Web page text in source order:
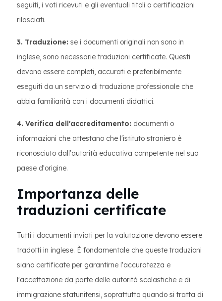
seguiti, i voti ricevuti e gli eventuali titoli o certificazioni
rilasciati.
3. Traduzione: se i documenti originali non sono in
inglese, sono necessarie traduzioni certificate. Questi
devono essere completi, accurati e preferibilmente
eseguiti da un servizio di traduzione professionale che
abbia familiarità con i documenti didattici.
4. Verifica dell'accreditamento: documenti o
informazioni che attestano che l'istituto straniero è
riconosciuto dall'autorità educativa competente nel suo
paese d'origine.
Importanza delle
traduzioni certificate
Tutti i documenti inviati per la valutazione devono essere
tradotti in inglese. È fondamentale che queste traduzioni
siano certificate per garantirne l'accuratezza e
l'accettazione da parte delle autorità scolastiche e di
immigrazione statunitensi, soprattutto quando si tratta di